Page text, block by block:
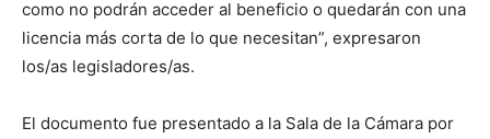
como no podrán acceder al beneficio o quedarán con una
licencia más corta de lo que necesitan”, expresaron
los/as legisladores/as.
El documento fue presentado a la Sala de la Cámara por